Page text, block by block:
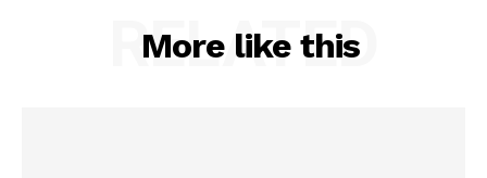
More like this
RELATED